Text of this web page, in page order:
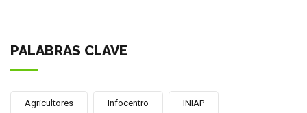
PALABRAS CLAVE
Agricultores Infocentro INIAP